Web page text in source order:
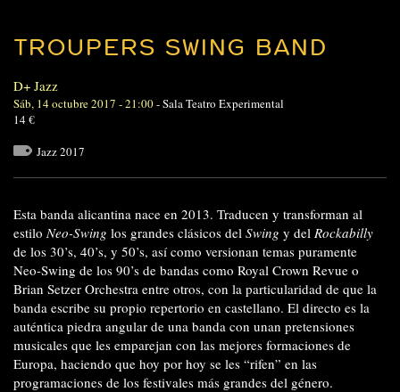
TROUPERS SWING BAND
D+ Jazz
Sáb, 14 octubre 2017 - 21:00-Sala Teatro Experimental
14 €
Jazz 2017
Esta banda alicantina nace en 2013. Traducen y transforman al
estilo Neo-Swing los grandes clásicos del Swing y del Rockabilly
de los 30’s, 40’s, y 50’s, así como versionan temas puramente
Neo-Swing de los 90’s de bandas como Royal Crown Revue o
Brian Setzer Orchestra entre otros, con la particularidad de que la
banda escribe su propio repertorio en castellano. El directo es la
auténtica piedra angular de una banda con unan pretensiones
musicales que les emparejan con las mejores formaciones de
Europa, haciendo que hoy por hoy se les “rifen” en las
programaciones de los festivales más grandes del género.